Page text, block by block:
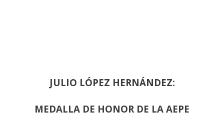
JULIO LÓPEZ HERNÁNDEZ:
MEDALLA DE HONOR DE LA AEPE